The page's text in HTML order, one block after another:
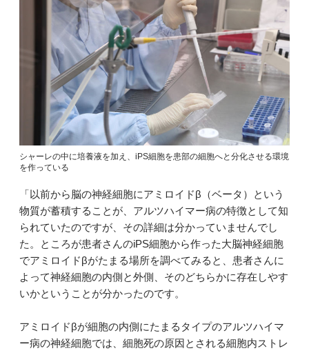
シャーレの中に培養液を加え、iPS細胞を患部の細胞へと分化させる環境
を作っている
「以前から脳の神経細胞にアミロイドβ（ベータ）という
物質が蓄積することが、アルツハイマー病の特徴として知
られていたのですが、その詳細は分かっていませんでし
た。ところが患者さんのiPS細胞から作った大脳神経細胞
でアミロイドβがたまる場所を調べてみると、患者さんに
よって神経細胞の内側と外側、そのどちらかに存在しやす
いかということが分かったのです。
アミロイドβが細胞の内側にたまるタイプのアルツハイマ
ー病の神経細胞では、細胞死の原因とされる細胞内ストレ